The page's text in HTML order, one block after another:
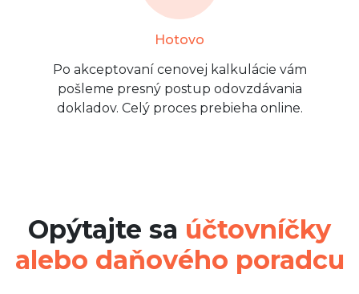
Hotovo
Po akceptovaní cenovej kalkulácie vám
pošleme presný postup odovzdávania
dokladov. Celý proces prebieha online.
Opýtajte sa účtovníčky
alebo daňového poradcu